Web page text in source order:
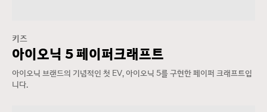
키즈
아이오닉 5 페이퍼크래프트
아이오닉 브랜드의 기념적인 첫 EV, 아이오닉 5를 구현한 페이퍼 크래프트입
니다.